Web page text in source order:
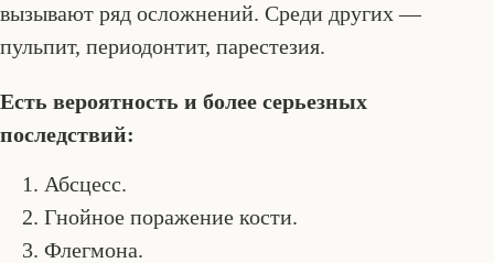
вызывают ряд осложнений. Среди других —
пульпит, периодонтит, парестезия.
Есть вероятность и более серьезных
последствий:
Абсцесс.
Гнойное поражение кости.
Флегмона.